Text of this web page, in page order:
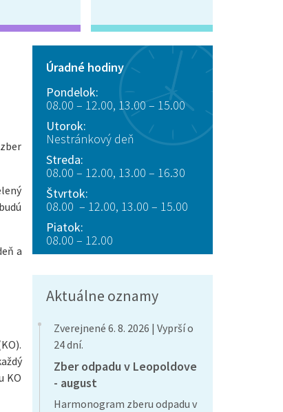
a
KO
Úradné hodiny
Pondelok:
08.00 – 12.00, 13.00 – 15.00
Utorok:
Nestránkový deň
Streda:
08.00 – 12.00, 13.00 – 16.30
Štvrtok:
08.00 – 12.00, 13.00 – 15.00
Piatok:
08.00 – 12.00
Aktuálne oznamy
Zverejnené 6. 8. 2026 | Vyprší o
24 dní.
Zber odpadu v Leopoldove
- august
Harmonogram zberu odpadu v